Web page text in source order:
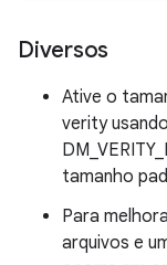
Diversos
Ative o
verity
tamanho
Para
arquivos e